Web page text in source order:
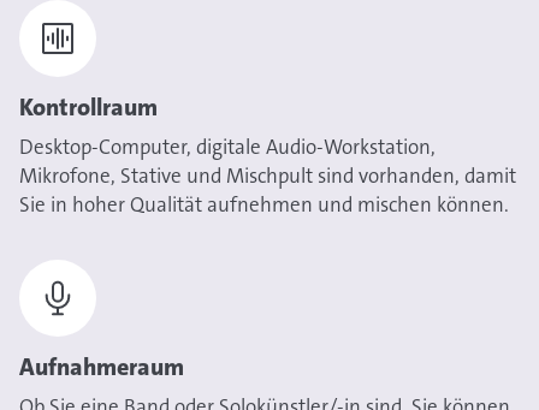
Kontrollraum
Desktop-Computer, digitale Audio-Workstation,
Mikrofone, Stative und Mischpult sind vorhanden, damit
Sie in hoher Qualität aufnehmen und mischen können.
Aufnahmeraum